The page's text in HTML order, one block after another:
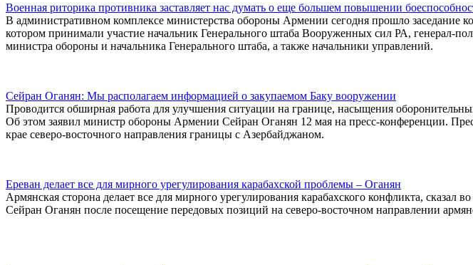
Военная риторика противника заставляет нас думать о еще большем повышении
В административном комплексе министерства обороны Армении сегодня прошло заседание
котором принимали участие начальник Генерального штаба Вооруженных сил РА, генерал-
министра обороны и начальника Генерального штаба, а также начальники управлений.
Сейран Оганян: Мы располагаем информацией о закупаемом Баку вооружении
Проводится обширная работа для улучшения ситуации на границе, насыщения
Об этом заявил министр обороны Армении Сейран Оганян 12 мая на пресс-конференции.
крае северо-восточного направления границы с Азербайджаном.
Ереван делает все для мирного урегулирования карабахской проблемы – Оганян
Армянская сторона делает все для мирного урегулирования карабахского конфликта, сказал
Сейран Оганян после посещение передовых позиций на северо-восточном направлении